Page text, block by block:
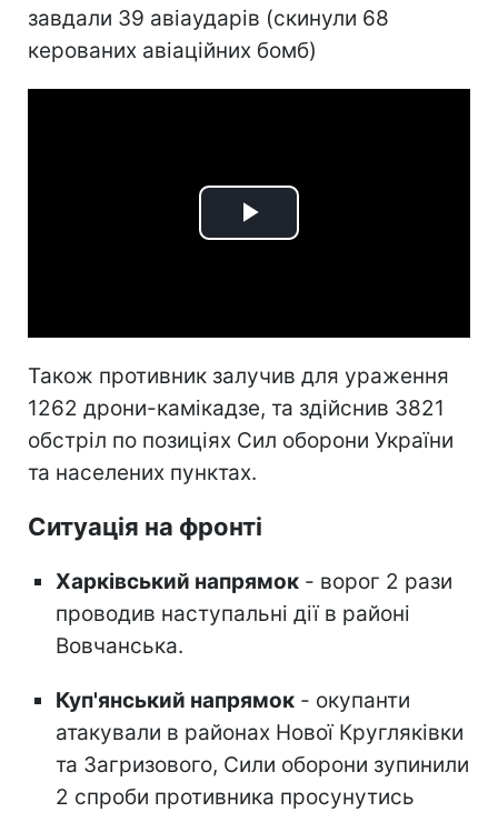
завдали 39 авіаударів (скинули 68
керованих авіаційних бомб)
Play
Також противник залучив для ураження
1262 дрони-камікадзе, та здійснив 3821
обстріл по позиціях Сил оборони України
та населених пунктах.
Ситуація на фронті
Харківський напрямок - ворог 2 рази
проводив наступальні дії в районі
Вовчанська.
Куп'янський напрямок - окупанти
атакували в районах Нової Кругляківки
та Загризового, Сили оборони зупинили
2 спроби противника просунутись